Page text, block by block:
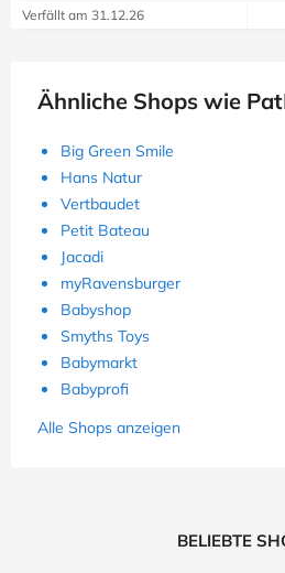
Verfällt am 31.12.26
Ähnliche Shops wie
Big Green Smile
Hans Natur
Vertbaudet
Petit Bateau
Jacadi
myRavensburger
Babyshop
Smyths Toys
Babymarkt
Babyprofi
Alle Shops anzeigen
BELIEBTE